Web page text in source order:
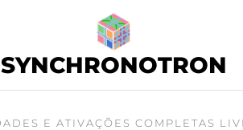
SYNCHRONOTRON
E ATIVAÇÕES COMPLETAS